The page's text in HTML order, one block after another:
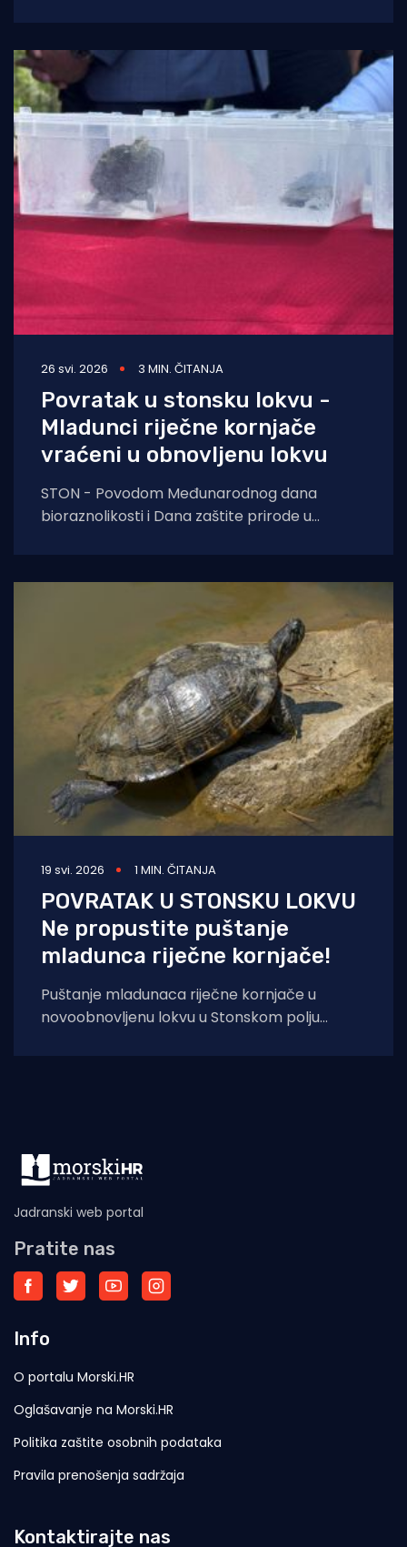
26 svi. 2026 3 MIN. ČITANJA
Povratak u stonsku lokvu -
Mladunci riječne kornjače
vraćeni u obnovljenu lokvu
STON - Povodom Međunarodnog dana
bioraznolikosti i Dana zaštite prirode u
19 svi. 2026 1 MIN. ČITANJA
POVRATAK U STONSKU LOKVU
Ne propustite puštanje
mladunca riječne kornjače!
Puštanje mladunaca riječne kornjače u
novoobnovljenu lokvu u Stonskom polju
Jadranski web portal
Pratite nas
Info
O portalu Morski.HR
Oglašavanje na Morski.HR
Politika zaštite osobnih podataka
Pravila prenošenja sadržaja
Kontaktirajte nas